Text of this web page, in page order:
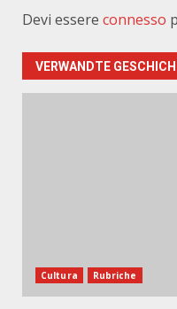
Devi essere connesso
VERWANDTE
Cultura Rubriche